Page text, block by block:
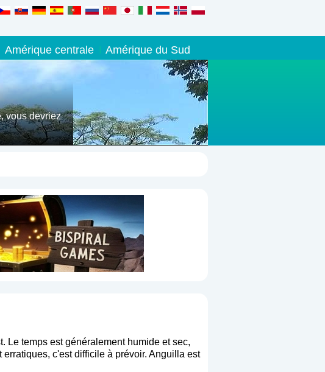
Amérique centrale Amérique du Sud
vous devriez
Le temps est généralement humide et sec,
c'est difficile à prévoir. Anguilla est